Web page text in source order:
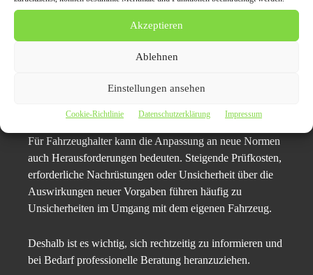
Akzeptieren
Ablehnen
Einstellungen ansehen
Cookie-Richtlinie Datenschutzerklärung Impressum
Transparente Kommunikation dieser Kriterien schafft
Herausforderungen durch
neue Normen
Für Fahrzeughalter kann die Anpassung an neue Normen
auch Herausforderungen bedeuten. Steigende Prüfkosten,
erforderliche Nachrüstungen oder Unsicherheit über die
Auswirkungen neuer Vorgaben führen häufig zu
Unsicherheiten im Umgang mit dem eigenen Fahrzeug.
Deshalb ist es wichtig, sich rechtzeitig zu informieren und
bei Bedarf professionelle Beratung heranzuziehen.